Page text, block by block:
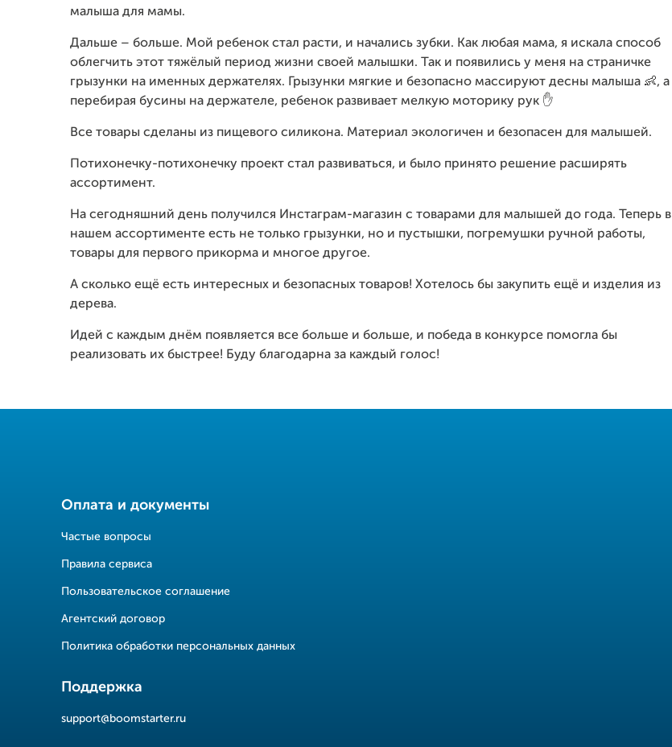
малыша для мамы.
Дальше – больше. Мой ребенок стал расти, и начались зубки. Как любая мама, я искала способ
облегчить этот тяжёлый период жизни своей малышки. Так и появились у меня на страничке
грызунки на именных держателях. Грызунки мягкие и безопасно массируют десны малыша 👶, а
перебирая бусины на держателе, ребенок развивает мелкую моторику рук ✋
Все товары сделаны из пищевого силикона. Материал экологичен и безопасен для малышей.
Потихонечку-потихонечку проект стал развиваться, и было принято решение расширять
ассортимент.
На сегодняшний день получился Инстаграм-магазин с товарами для малышей до года. Теперь в
нашем ассортименте есть не только грызунки, но и пустышки, погремушки ручной работы,
товары для первого прикорма и многое другое.
А сколько ещё есть интересных и безопасных товаров! Хотелось бы закупить ещё и изделия из
дерева.
Идей с каждым днём появляется все больше и больше, и победа в конкурсе помогла бы
реализовать их быстрее! Буду благодарна за каждый голос!
Оплата и документы
Частые вопросы
Правила сервиса
Пользовательское соглашение
Агентский договор
Политика обработки персональных данных
Поддержка
support@boomstarter.ru